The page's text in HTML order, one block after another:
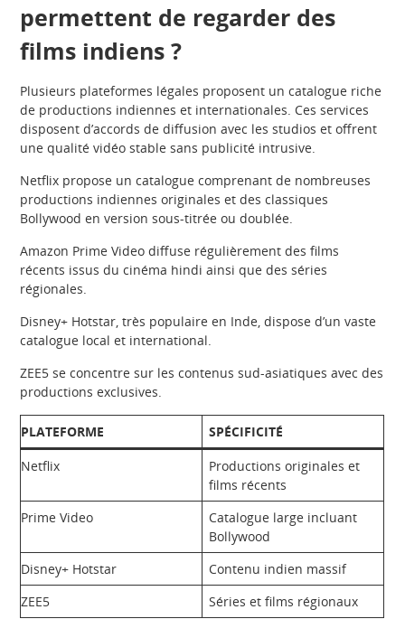
permettent de regarder des
films indiens ?
Plusieurs plateformes légales proposent un catalogue riche
de productions indiennes et internationales. Ces services
disposent d’accords de diffusion avec les studios et offrent
une qualité vidéo stable sans publicité intrusive.
Netflix propose un catalogue comprenant de nombreuses
productions indiennes originales et des classiques
Bollywood en version sous-titrée ou doublée.
Amazon Prime Video diffuse régulièrement des films
récents issus du cinéma hindi ainsi que des séries
régionales.
Disney+ Hotstar, très populaire en Inde, dispose d’un vaste
catalogue local et international.
ZEE5 se concentre sur les contenus sud-asiatiques avec des
productions exclusives.
PLATEFORME
SPÉCIFICITÉ
Netflix
Productions originales et
films récents
Prime Video
Catalogue large incluant
Bollywood
Disney+ Hotstar
Contenu indien massif
ZEE5
Séries et films régionaux